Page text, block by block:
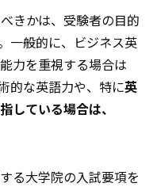
きかは、受験者の目的
一般的に、ビジネス英
力を重視する場合は
的な英語力や、特に英
している場合は、
る大学院の入試要項を